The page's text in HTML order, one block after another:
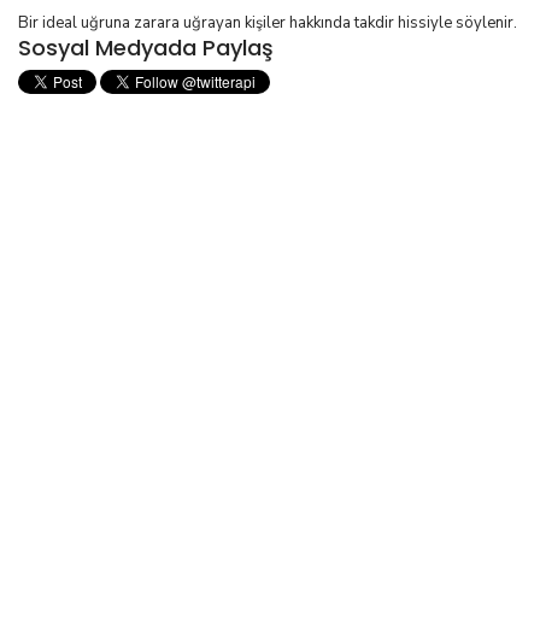
Bir ideal uğruna zarara uğrayan kişiler hakkında takdir hissiyle söylenir.
Sosyal Medyada Paylaş